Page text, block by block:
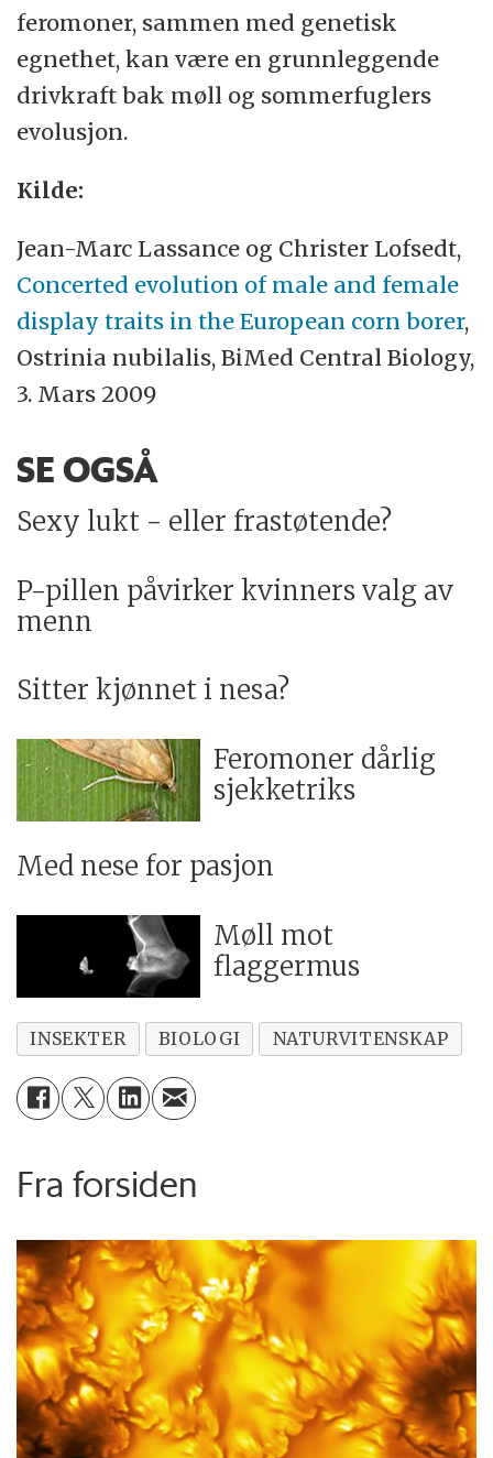
feromoner, sammen med genetisk
egnethet, kan være en grunnleggende
drivkraft bak møll og sommerfuglers
evolusjon.
Kilde:
Jean-Marc Lassance og Christer Lofsedt,
Concerted evolution of male and female
display traits in the European corn borer,
Ostrinia nubilalis, BiMed Central Biology,
3. Mars 2009
SE OGSÅ
Sexy lukt - eller frastøtende?
P-pillen påvirker kvinners valg av
menn
Sitter kjønnet i nesa?
Feromoner dårlig
sjekketriks
Med nese for pasjon
Møll mot
flaggermus
INSEKTER BIOLOGI NATURVITENSKAP
Fra forsiden